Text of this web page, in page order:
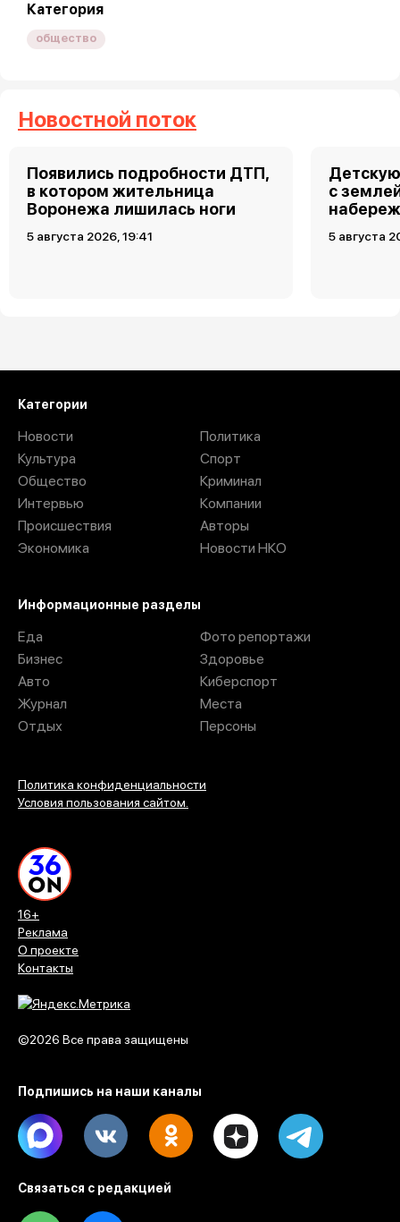
Категория
общество
Новостной поток
Появились подробности ДТП,
в котором жительница
Воронежа лишилась ноги
5 августа 2026, 19:41
с
5 августа
16+
Реклама
О проекте
Контакты
©2026 Все права защищены
Категории
Новости
Культура
Общество
Интервью
Происшествия
Экономика
Политика
Спорт
Криминал
Компании
Авторы
Новости НКО
Информационные разделы
Еда
Бизнес
Авто
Журнал
Отдых
Фото репортажи
Здоровье
Киберспорт
Места
Персоны
Политика конфиденциальности
Условия пользования сайтом.
Подпишись на наши каналы
Max Dzen
Связаться с редакцией